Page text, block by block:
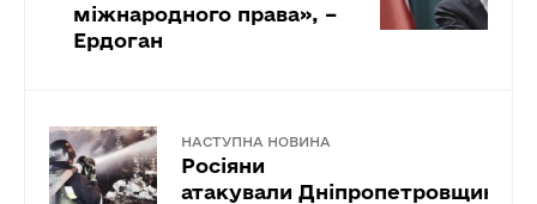
міжнародного права», –
Ердоган
НАСТУПНА НОВИНА
Росіяни
атакували Дніпропетровщину